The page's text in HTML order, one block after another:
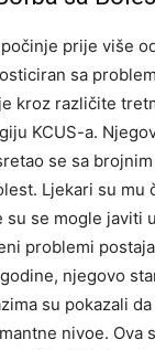
prije više
sa
kroz različite
KCUS-a.
se sa
Ljekari su mu
su se mogle javiti
problemi
njegovo
su pokazali
nivoe. Ova